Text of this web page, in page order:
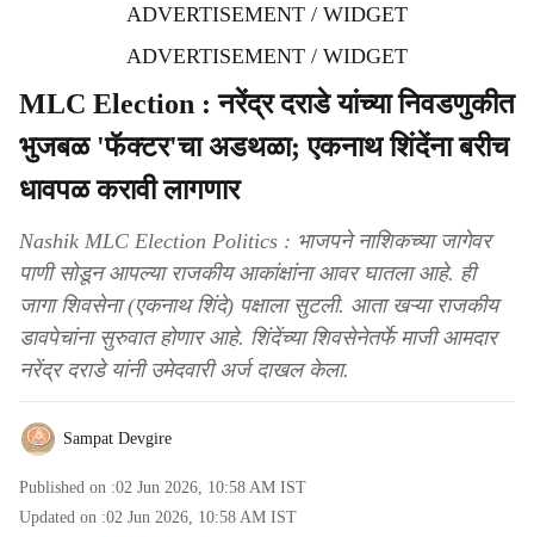
ADVERTISEMENT / WIDGET
ADVERTISEMENT / WIDGET
MLC Election : नरेंद्र दराडे यांच्या निवडणुकीत
भुजबळ 'फॅक्टर'चा अडथळा; एकनाथ शिंदेंना बरीच
धावपळ करावी लागणार
Nashik MLC Election Politics : भाजपने नाशिकच्या जागेवर
पाणी सोडून आपल्या राजकीय आकांक्षांना आवर घातला आहे. ही
जागा शिवसेना (एकनाथ शिंदे) पक्षाला सुटली. आता खऱ्या राजकीय
डावपेचांना सुरुवात होणार आहे. शिंदेंच्या शिवसेनेतर्फे माजी आमदार
नरेंद्र दराडे यांनी उमेदवारी अर्ज दाखल केला.
Sampat Devgire
Published on :02 Jun 2026, 10:58 AM IST
Updated on :02 Jun 2026, 10:58 AM IST